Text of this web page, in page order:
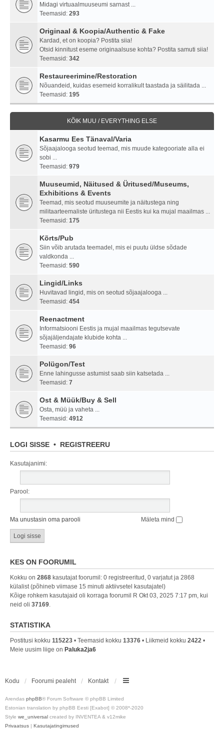
Midagi virtuaalmuuseumi sarnast ...
Teemasid: 293
Originaal & Koopia/Authentic & Fake
Kardad, et on koopia? Postita siia!
Otsid kinnitust eseme originaalsuse kohta? Postita samuti siia!
Teemasid: 342
Restaureerimine/Restoration
Nõuandeid, kuidas esemeid korralikult taastada ja säilitada ...
Teemasid: 195
KÕIK MUU / EVERYTHING ELSE
Kasarmu Ees Tänaval/Varia
Sõjaajalooga seotud teemad, mis muude kategooriate alla ei
sobi ...
Teemasid: 979
Muuseumid, Näitused & Üritused/Museums,
Exhibitions & Events
Teemad, mis seotud muuseumite ja näitustega ning
militaarteemaliste üritustega nii Eestis kui ka mujal maailmas ...
Teemasid: 175
Kõrts/Pub
Siin võib arutada teemadel, mis ei puutu üldse sõdade
valdkonda ...
Teemasid: 590
Lingid/Links
Huvitavad lingid, mis on seotud sõjaajalooga ...
Teemasid: 454
Reenactment
Informatsiooni Eestis ja mujal maailmas tegutsevate
sõjajäljendajate klubide kohta ...
Teemasid: 96
Polügon/Test
Enne lahingusse astumist saab siin katsetada ...
Teemasid: 7
Ost & Müük/Buy & Sell
Osta, müü ja vaheta ...
Teemasid: 4912
LOGI SISSE • REGISTREERU
Kasutajanimi:
Parool:
Ma unustasin oma parooli Mäleta mind
KES ON FOORUMIL
Kokku on 2868 kasutajat foorumil: 0 registreeritud, 0 varjatut ja 2868
külalist (põhineb viimase 15 minuti aktiivsetel kasutajatel)
Kõige rohkem kasutajaid oli korraga foorumil R Okt 03, 2025 7:17 pm, kui
neid oli 37169.
STATISTIKA
Postitusi kokku 115223 • Teemasid kokku 13376 • Liikmeid kokku 2422 •
Meie uusim liige on Paluka2ja6
Kodu Foorumi pealeht Kontakt
Arendas phpBB® Forum Software © phpBB Limited
Estonian translation by phpBB Eesti [Exabot] © 2008*-2020
Style we_universal created by INVENTEA & v12mike
Privaatsus | Kasutajatingimused